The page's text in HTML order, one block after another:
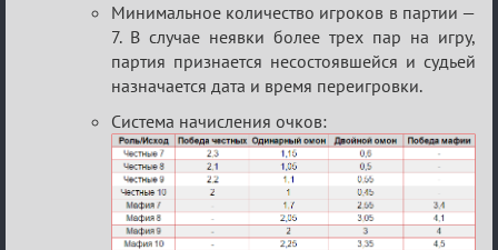
Минимальное количество игроков в партии —
7. В случае неявки более трех пар на игру,
партия признается несостоявшейся и судьей
назначается дата и время переигровки.
Система начисления очков: